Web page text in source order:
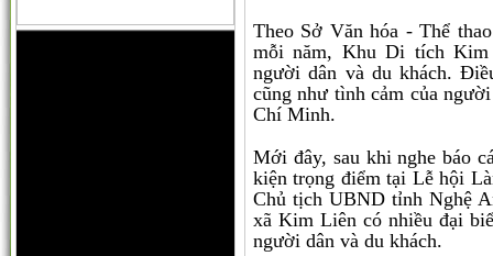
Theo Sở Văn hóa - Thể
mỗi năm, Khu Di tích
người dân và du khách.
cũng như tình cảm của
Chí Minh.
Mới đây, sau khi nghe báo
kiện trọng điểm tại Lễ hội
Chủ tịch UBND tỉnh Nghệ
xã Kim Liên có nhiều đại
người dân và du khách.